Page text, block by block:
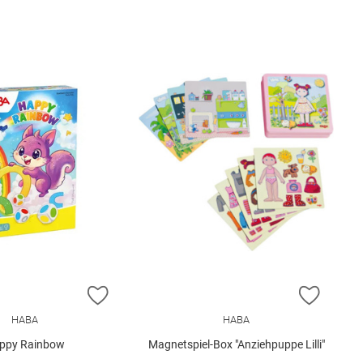
HINZUFÜGEN
HABA
Rainbow
ZUR
HABA
Magnetspiel-Box "Anziehpuppe Lilli"